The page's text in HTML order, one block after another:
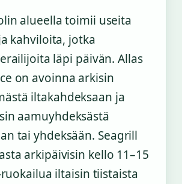
alueella toimii useita
kahviloita, jotka
läpi päivän. Allas
on avoinna arkisin
iltakahdeksaan ja
aamuyhdeksästä
tai yhdeksään. Seagrill
arkipäivisin kello 11–15
iltaisin tiistaista